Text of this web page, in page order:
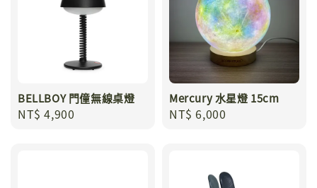
BELLBOY 門僮無線桌燈
Regular
NT$ 4,900
Mercury 水星燈 15cm
Regular
NT$ 6,000